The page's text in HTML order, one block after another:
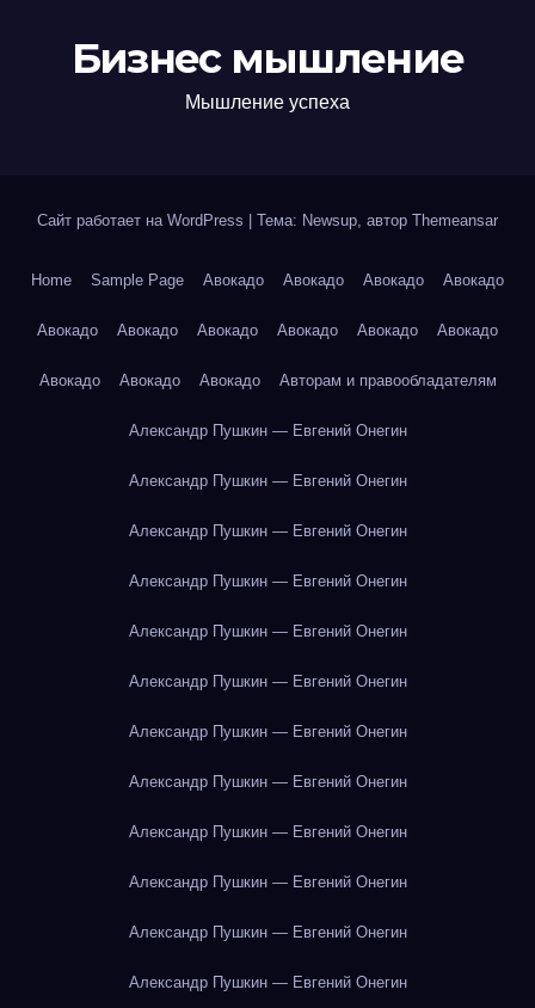
Бизнес мышление
Мышление успеха
Сайт работает на WordPress Тема: Newsup, автор Themeansar
Home Sample Page Авокадо Авокадо Авокадо Авокадо
Авокадо Авокадо Авокадо Авокадо Авокадо Авокадо
Авокадо Авокадо Авокадо Авторам и правообладателям
Александр Пушкин — Евгений Онегин
Александр Пушкин — Евгений Онегин
Александр Пушкин — Евгений Онегин
Александр Пушкин — Евгений Онегин
Александр Пушкин — Евгений Онегин
Александр Пушкин — Евгений Онегин
Александр Пушкин — Евгений Онегин
Александр Пушкин — Евгений Онегин
Александр Пушкин — Евгений Онегин
Александр Пушкин — Евгений Онегин
Александр Пушкин — Евгений Онегин
Александр Пушкин — Евгений Онегин